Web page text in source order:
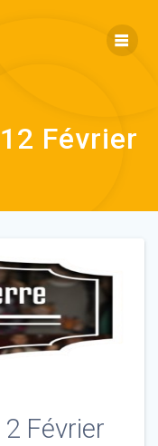
Février
Février